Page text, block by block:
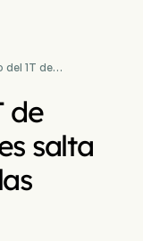
del 1T de
de
salta